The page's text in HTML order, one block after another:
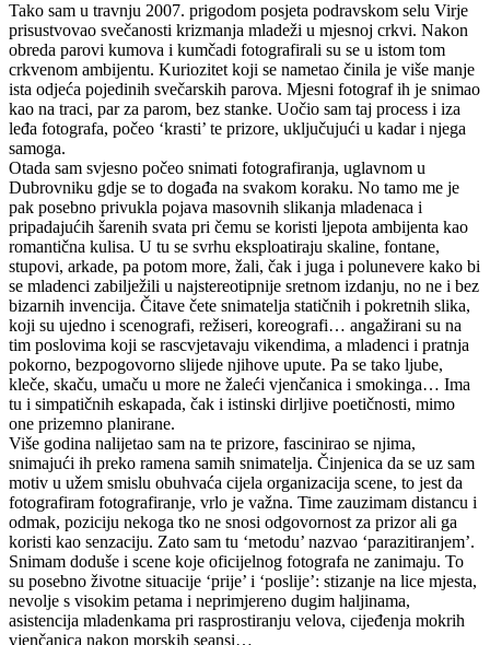
Tako sam u travnju 2007. prigodom posjeta podravskom selu Virje
prisustvovao svečanosti krizmanja mladeži u mjesnoj crkvi. Nakon
obreda parovi kumova i kumčadi fotografirali su se u istom tom
crkvenom ambijentu. Kuriozitet koji se nametao činila je više manje
ista odjeća pojedinih svečarskih parova. Mjesni fotograf ih je snimao
kao na traci, par za parom, bez stanke. Uočio sam taj process i iza
leđa fotografa, počeo ‘krasti’ te prizore, uključujući u kadar i njega
samoga.
Otada sam svjesno počeo snimati fotografiranja, uglavnom u
Dubrovniku gdje se to događa na svakom koraku. No tamo me je
pak posebno privukla pojava masovnih slikanja mladenaca i
pripadajućih šarenih svata pri čemu se koristi ljepota ambijenta kao
romantična kulisa. U tu se svrhu eksploatiraju skaline, fontane,
stupovi, arkade, pa potom more, žali, čak i juga i polunevere kako bi
se mladenci zabilježili u najstereotipnije sretnom izdanju, no ne i bez
bizarnih invencija. Čitave čete snimatelja statičnih i pokretnih slika,
koji su ujedno i scenografi, režiseri, koreografi… angažirani su na
tim poslovima koji se rascvjetavaju vikendima, a mladenci i pratnja
pokorno, bezpogovorno slijede njihove upute. Pa se tako ljube,
kleče, skaču, umaču u more ne žaleći vjenčanica i smokinga… Ima
tu i simpatičnih eskapada, čak i istinski dirljive poetičnosti, mimo
one prizemno planirane.
Više godina nalijetao sam na te prizore, fascinirao se njima,
snimajući ih preko ramena samih snimatelja. Činjenica da se uz sam
motiv u užem smislu obuhvaća cijela organizacija scene, to jest da
fotografiram fotografiranje, vrlo je važna. Time zauzimam distancu i
odmak, poziciju nekoga tko ne snosi odgovornost za prizor ali ga
koristi kao senzaciju. Zato sam tu ‘metodu’ nazvao ‘parazitiranjem’.
Snimam doduše i scene koje oficijelnog fotografa ne zanimaju. To
su posebno životne situacije ‘prije’ i ‘poslije’: stizanje na lice mjesta,
nevolje s visokim petama i neprimjereno dugim haljinama,
asistencija mladenkama pri rasprostiranju velova, cijeđenja mokrih
vjenčanica nakon morskih seansi…